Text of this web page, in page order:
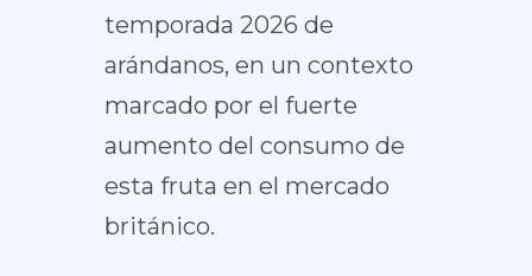
temporada 2026 de
arándanos, en un contexto
marcado por el fuerte
aumento del consumo de
esta fruta en el mercado
británico.